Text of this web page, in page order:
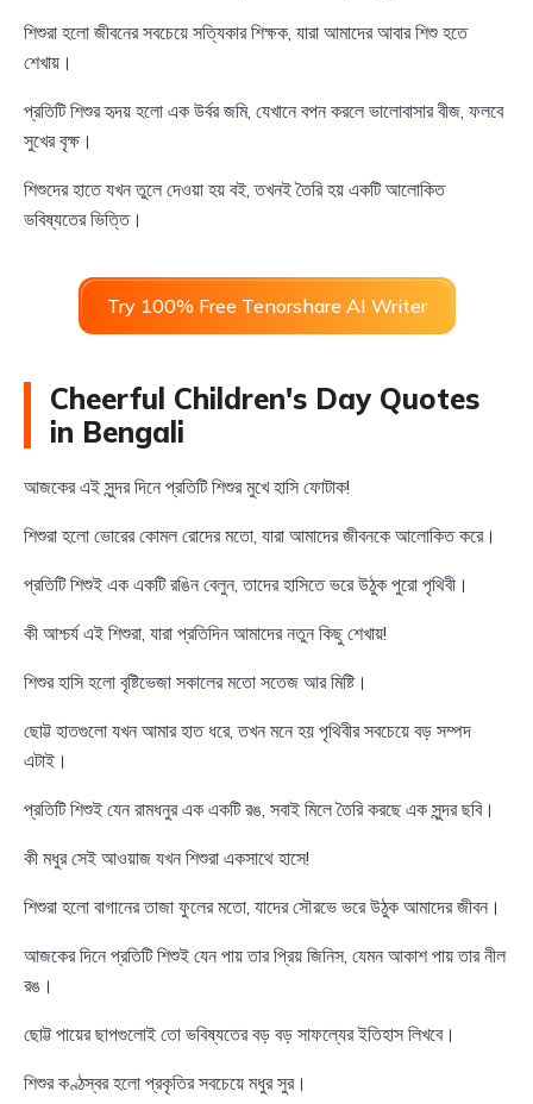
শিশুরা হলো জীবনের সবচেয়ে সত্যিকার শিক্ষক, যারা আমাদের আবার শিশু হতে
শেখায়।
প্রতিটি শিশুর হৃদয় হলো এক উর্বর জমি, যেখানে বপন করলে ভালোবাসার বীজ, ফলবে
সুখের বৃক্ষ।
শিশুদের হাতে যখন তুলে দেওয়া হয় বই, তখনই তৈরি হয় একটি আলোকিত
ভবিষ্যতের ভিত্তি।
Try 100% Free Tenorshare AI Writer
Cheerful Children's Day Quotes
in Bengali
আজকের এই সুন্দর দিনে প্রতিটি শিশুর মুখে হাসি ফোটাক!
শিশুরা হলো ভোরের কোমল রোদের মতো, যারা আমাদের জীবনকে আলোকিত করে।
প্রতিটি শিশুই এক একটি রঙিন বেলুন, তাদের হাসিতে ভরে উঠুক পুরো পৃথিবী।
কী আশ্চর্য এই শিশুরা, যারা প্রতিদিন আমাদের নতুন কিছু শেখায়!
শিশুর হাসি হলো বৃষ্টিভেজা সকালের মতো সতেজ আর মিষ্টি।
ছোট্ট হাতগুলো যখন আমার হাত ধরে, তখন মনে হয় পৃথিবীর সবচেয়ে বড় সম্পদ
এটাই।
প্রতিটি শিশুই যেন রামধনুর এক একটি রঙ, সবাই মিলে তৈরি করছে এক সুন্দর ছবি।
কী মধুর সেই আওয়াজ যখন শিশুরা একসাথে হাসে!
শিশুরা হলো বাগানের তাজা ফুলের মতো, যাদের সৌরভে ভরে উঠুক আমাদের জীবন।
আজকের দিনে প্রতিটি শিশুই যেন পায় তার প্রিয় জিনিস, যেমন আকাশ পায় তার নীল
রঙ।
ছোট্ট পায়ের ছাপগুলোই তো ভবিষ্যতের বড় বড় সাফল্যের ইতিহাস লিখবে।
শিশুর কণ্ঠস্বর হলো প্রকৃতির সবচেয়ে মধুর সুর।